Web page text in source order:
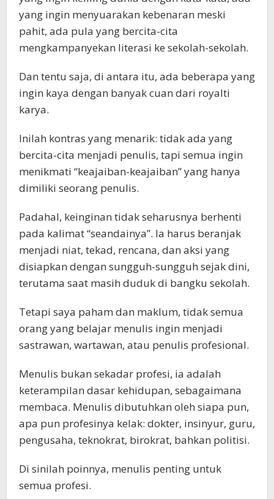
yang ingin menyuarakan kebenaran meski
pahit, ada pula yang bercita-cita
mengkampanyekan literasi ke sekolah-sekolah.
Dan tentu saja, di antara itu, ada beberapa yang
ingin kaya dengan banyak cuan dari royalti
karya.
Inilah kontras yang menarik: tidak ada yang
bercita-cita menjadi penulis, tapi semua ingin
menikmati “keajaiban-keajaiban” yang hanya
dimiliki seorang penulis.
Padahal, keinginan tidak seharusnya berhenti
pada kalimat “seandainya”. Ia harus beranjak
menjadi niat, tekad, rencana, dan aksi yang
disiapkan dengan sungguh-sungguh sejak dini,
terutama saat masih duduk di bangku sekolah.
Tetapi saya paham dan maklum, tidak semua
orang yang belajar menulis ingin menjadi
sastrawan, wartawan, atau penulis profesional.
Menulis bukan sekadar profesi, ia adalah
keterampilan dasar kehidupan, sebagaimana
membaca. Menulis dibutuhkan oleh siapa pun,
apa pun profesinya kelak: dokter, insinyur, guru,
pengusaha, teknokrat, birokrat, bahkan politisi.
Di sinilah poinnya, menulis penting untuk
semua profesi.